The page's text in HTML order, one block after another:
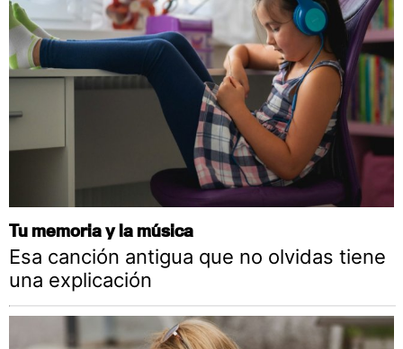
Tu memoria y la música
Esa canción antigua que no olvidas tiene
una explicación